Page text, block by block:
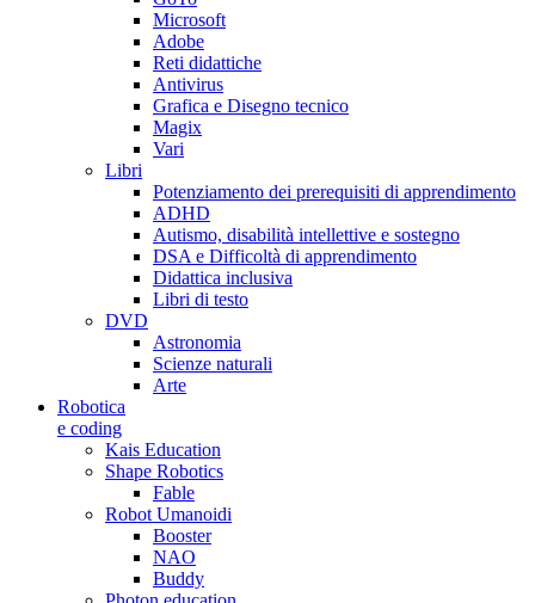
Microsoft
Adobe
Reti didattiche
Antivirus
Grafica e Disegno tecnico
Magix
Vari
Libri
Potenziamento dei prerequisiti di apprendimento
ADHD
Autismo, disabilità intellettive e sostegno
DSA e Difficoltà di apprendimento
Didattica inclusiva
Libri di testo
DVD
Astronomia
Scienze naturali
Arte
Robotica
e coding
Kais Education
Shape Robotics
Fable
Robot Umanoidi
Booster
NAO
Buddy